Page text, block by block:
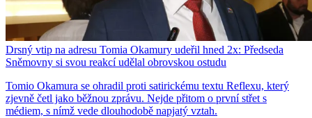
Drsný vtip na adresu Tomia Okamury udeřil hned 2x: Předseda
Sněmovny si svou reakcí udělal obrovskou ostudu
Tomio Okamura se ohradil proti satirickému textu Reflexu, který
zjevně četl jako běžnou zprávu. Nejde přitom o první střet s
médiem, s nímž vede dlouhodobě napjatý vztah.